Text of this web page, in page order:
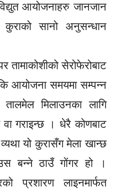
आयोजनाहरु जानजान
सानो अनुसन्धान
तामाकोशीको सेरोफेरोबाट
आयोजना समयमा सम्पन्न
मिलाउनका लागि
वा गराइन्छ । धेरै कोणबाट
यो कुरासँग मेला खान्छ
बन्ने ठाउँ गोंगर हो ।
प्रशारण लाइनमार्फत